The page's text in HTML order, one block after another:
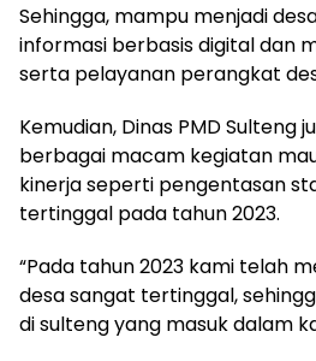
Sehingga, mampu menjadi
informasi berbasis digital dan
serta pelayanan perangkat
Kemudian, Dinas PMD Sulteng
berbagai macam kegiatan
kinerja seperti pengentasan
tertinggal pada tahun 2023.
“Pada tahun 2023 kami telah
desa sangat tertinggal,
di sulteng yang masuk dalam